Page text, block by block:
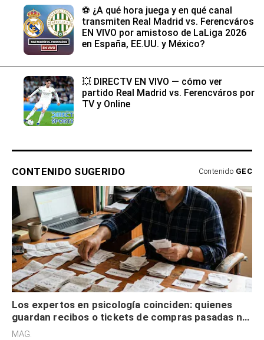
⚽​ ¿A qué hora juega y en qué canal
transmiten Real Madrid vs. Ferencváros
EN VIVO por amistoso de LaLiga 2026
en España, EE.UU. y México?
💥​ DIRECTV EN VIVO — cómo ver
partido Real Madrid vs. Ferencváros por
TV y Online
CONTENIDO SUGERIDO Contenido GEC
Los expertos en psicología coinciden: quienes
guardan recibos o tickets de compras pasadas no
son acumuladores, sino que tienen necesidad de
MAG.